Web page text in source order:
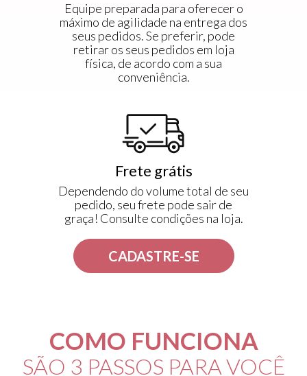
Equipe preparada para oferecer o
máximo de agilidade na entrega dos
seus pedidos. Se preferir, pode
retirar os seus pedidos em loja
física, de acordo com a sua
conveniência.
Frete grátis
Dependendo do volume total de seu
pedido, seu frete pode sair de
graça! Consulte condições na loja.
CADASTRE-SE
COMO FUNCIONA
SÃO 3 PASSOS PARA VOCÊ